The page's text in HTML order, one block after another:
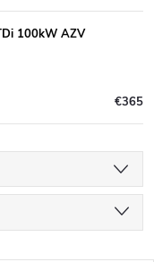
100kW AZV
€365